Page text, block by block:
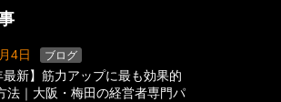
4日 ブログ
最新】筋力アップに最も効果的
法｜大阪・梅田の経営者専門パ